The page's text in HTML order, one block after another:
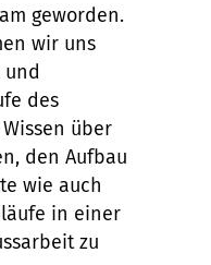
geworden.
wir uns
und
des
über
den Aufbau
wie auch
in einer
zu